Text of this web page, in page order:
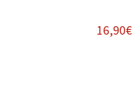
16,90€